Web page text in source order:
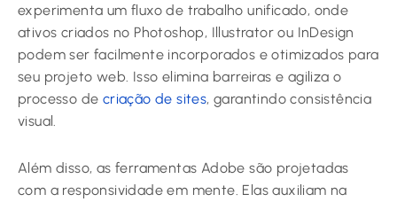
experimenta um fluxo de trabalho unificado, onde
ativos criados no Photoshop, Illustrator ou InDesign
podem ser facilmente incorporados e otimizados para
seu projeto web. Isso elimina barreiras e agiliza o
processo de criação de sites, garantindo consistência
visual.
Além disso, as ferramentas Adobe são projetadas
com a responsividade em mente. Elas auxiliam na